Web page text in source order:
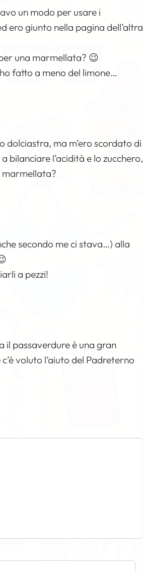
un modo per usare i
ero giunto nella pagina dell’altra
una marmellata? 😉
fatto a meno del limone…
ma m’ero scordato di
bilanciare l’acidità e lo zucchero,
marmellata?
secondo me ci stava…) alla
a pezzi!
il passaverdure è una gran
voluto l’aiuto del Padreterno